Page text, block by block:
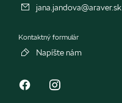
jana.jandova@araver.sk
Kontaktný formulár
Napíšte nám